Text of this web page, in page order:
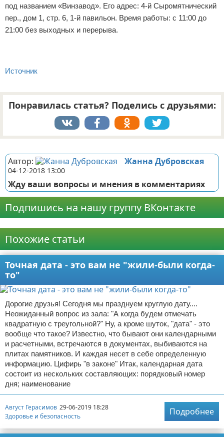
под названием «Винзавод». Его адрес: 4-й Сыромятнический
пер., дом 1, стр. 6, 1-й павильон. Время работы: с 11:00 до
21:00 без выходных и перерыва.
Источник
Понравилась статья? Поделись с друзьями:
Автор: Жанна Дубровская
04-12-2018 13:00
Жду ваши вопросы и мнения в комментариях
Подпишись на нашу группу ВКонтакте
Похожие статьи
Точная дата - это вам не "жили-были когда-
то"
Дорогие друзья! Сегодня мы празднуем круглую дату....
Неожиданный вопрос из зала: "А когда будем отмечать
квадратную с треугольной?" Ну, а кроме шуток, "дата" - это
вообще что такое? Известно, что бывают они календарными
и расчетными, встречаются в документах, выбиваются на
плитах памятников. И каждая несет в себе определенную
информацию. Цифирь "в законе" Итак, календарная дата
состоит из нескольких составляющих: порядковый номер
дня; наименование
Август Герасимов 29-06-2019 18:28
Здоровье и безопасность
Подробнее